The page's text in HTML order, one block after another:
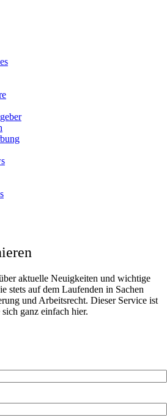
aktuelle Neuigkeiten und wichtige
stets auf dem Laufenden in Sachen
und Arbeitsrecht. Dieser Service ist
ganz einfach hier.